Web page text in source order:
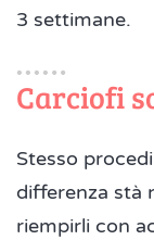
3 settimane.
Carciofi
Stesso
differenza stà
riempirli con